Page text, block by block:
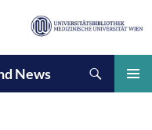
News